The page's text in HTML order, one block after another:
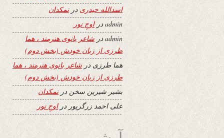
اسدالله حیدری درنمکدان
adminدراوجِ نور
adminدر شاعر بانوی هنرمند ، هما
طرزی از زبان خودش (بخش دوم)
هما طرزی در شاعر بانوی هنرمند ، هما
طرزی از زبان خودش (بخش دوم)
بشیر شیرین سخن درنمکدان
علی احمد زرگرپور دراوجِ نور